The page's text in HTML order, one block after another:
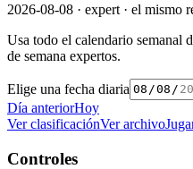
2026-08-08 · expert · el mismo
Usa todo el calendario semanal
de semana expertos.
Elige una fecha diaria
Día anteriorHoy
Ver clasificaciónVer archivo
Controles